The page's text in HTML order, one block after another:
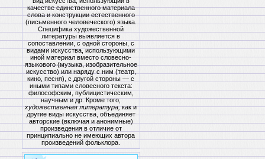
качестве единственного материала
слова и конструкции естественного
(письменного человеческого) языка.
Специфика художественной
литературы выявляется в
сопоставлении, с одной стороны, с
видами искусства, использующими
иной материал вместо словесно-
языкового (музыка, изобразительное
искусство) или наряду с ним (театр,
кино, песня), с другой стороны — с
иными типами словесного текста:
философским, публицистическим,
научным и др. Кроме того,
художественная литература,как и
другие виды искусства, объединяет
авторские (включая и анонимные)
произведения в отличие от
принципиально не имеющих автора
произведений фольклора.